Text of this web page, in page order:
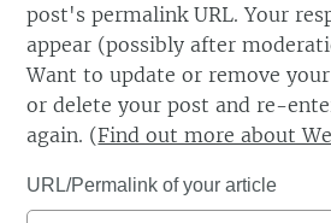
post's permalink URL. Your
appear (possibly after
Want to update or remove
or delete your post and re-
again. (Find out more about
URL/Permalink of your article